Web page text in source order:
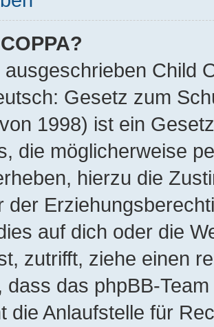
ausgeschrieben Child
Gesetz zum
1998) ist ein
die möglicherweise
hierzu die
der
auf dich oder die
zutrifft, ziehe einen
dass das phpBB-
die Anlaufstelle für